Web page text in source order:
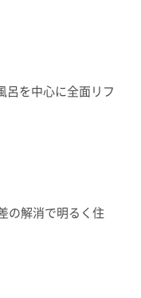
呂を中心に全面リフ
の解消で明るく住